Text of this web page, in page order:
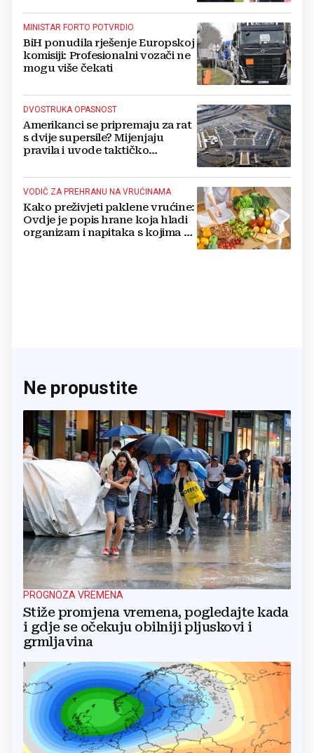
MINISTAR FORTO POTVRDIO
BiH ponudila rješenje Europskoj
komisiji: Profesionalni vozači ne
mogu više čekati
DVOSTRUKA OPASNOST
Amerikanci se pripremaju za rat
s dvije supersile? Mijenjaju
pravila i uvode taktičko
VODIČ ZA PREHRANU NA VRUĆINAMA
Kako preživjeti paklene vrućine:
Ovdje je popis hrane koja hladi
organizam i napitaka s kojima si
Ne propustite
PROGNOZA VREMENA
Stiže promjena vremena, pogledajte kada
i gdje se očekuju obilniji pljuskovi i
grmljavina